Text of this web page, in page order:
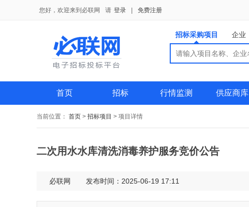
您好，欢迎来到必联网 请 登录 免费注册
招标采购项目 企业
首页 招标 行情监测 供应商库
当前位置： 首页 > 招标项目 > 项目详情
二次用水水库清洗消毒养护服务竞价公告
必联网 发布时间：2025-06-19 17:11